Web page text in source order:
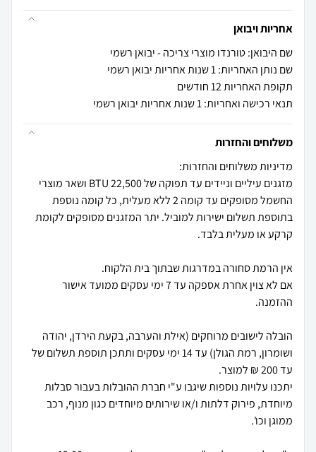
אחריות ויבואן
שם היבואן: טורנדו מוצרי צריכה - יבואן רשמי
שם נותן האחריות: 1 שנות אחריות יבואן רשמי
תקופת האחריות 12 חודשים
תנאי רכישה ואחריות: 1 שנות אחריות יבואן רשמי
משלוחים והחזרות
מזגנים עיליים וניידים עד תפוקה של 22,500 BTU ושאר מוצרי
החשמל מסופקים עד קומה 2 ללא מעלית, כל קומה נוספת
בתוספת תשלום ישירות למוביל. יתר המזגנים מסופקים לקומת
אם לא צוין אחרת אספקה עד 7 ימי עסקים ממועד אישור
הובלה לישובים מרוחקים (אילת והערבה, בקעת הירדן, יהודה
ושומרון, רמת הגולן) עד 14 ימי עסקים ותתכן תוספת תשלום של
יתכנו עלויות נוספות שיגבו ע"י חברת ההובלות בעבור סבלות
מיוחדת, פירוק דלתות ו/או שירותים מיוחדים כגון מנוף, רכב